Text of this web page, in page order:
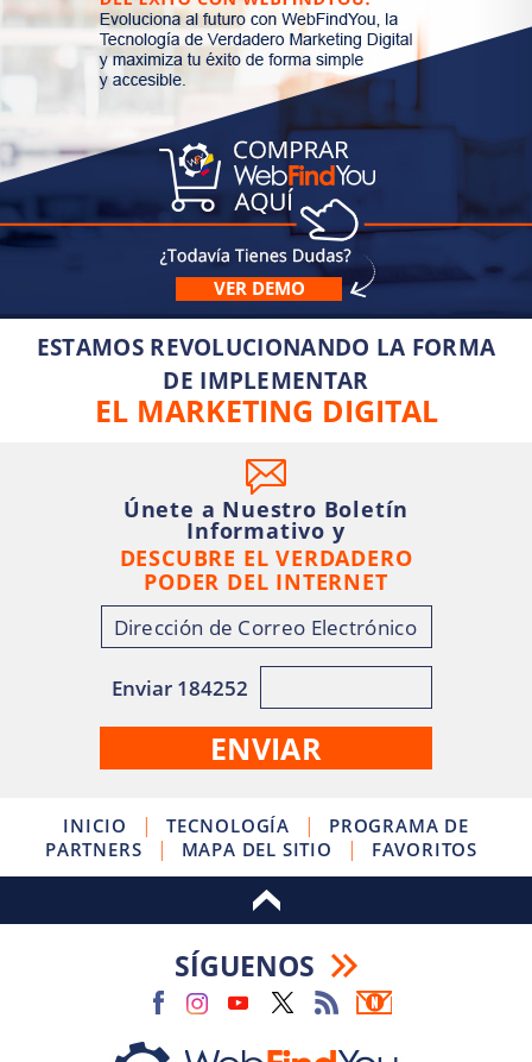
VER DEMO
ESTAMOS REVOLUCIONANDO LA FORMA
DE IMPLEMENTAR
EL MARKETING DIGITAL
Únete a Nuestro Boletín
Informativo y
DESCUBRE EL VERDADERO
PODER DEL INTERNET
Enviar 184252
INICIO | TECNOLOGÍA |
PROGRAMA DE
PARTNERS
| MAPA DEL SITIO | FAVORITOS
SÍGUENOS